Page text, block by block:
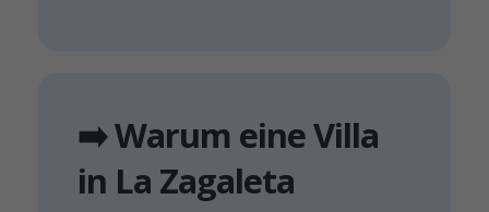
➡️ Warum eine Villa
in La Zagaleta